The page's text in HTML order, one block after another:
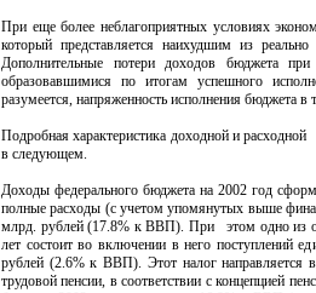
При еще более неблагоприятных условиях
который представляется наихудшим из
Дополнительные потери доходов бюджета
образовавшимися по итогам успешного
разумеется, напряженность исполнения бюджета в
Подробная характеристика доходной и
в следующем.
Доходы федерального бюджета на 2002 год
полные расходы (с учетом упомянутых выше
млрд. рублей (17.8% к ВВП). При этом одно из
лет состоит во включении в него поступлений
рублей (2.6% к ВВП). Этот налог направляется
трудовой пенсии, в соответствии с концепцией